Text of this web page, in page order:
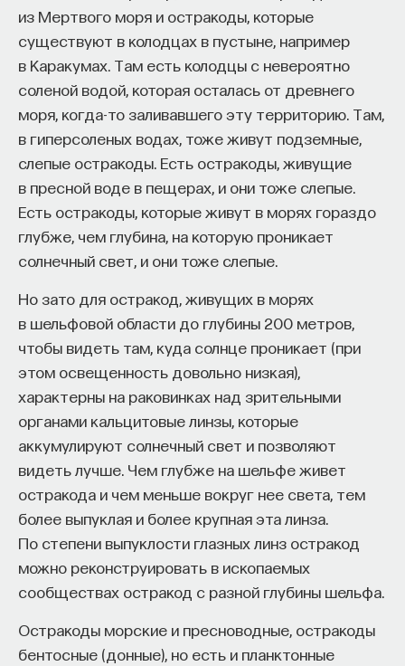
из Мертвого моря и остракоды, которые
существуют в колодцах в пустыне, например
в Каракумах. Там есть колодцы с невероятно
соленой водой, которая осталась от древнего
моря, когда-то заливавшего эту территорию. Там,
в гиперсоленых водах, тоже живут подземные,
слепые остракоды. Есть остракоды, живущие
в пресной воде в пещерах, и они тоже слепые.
Есть остракоды, которые живут в морях гораздо
глубже, чем глубина, на которую проникает
солнечный свет, и они тоже слепые.
Но зато для остракод, живущих в морях
в шельфовой области до глубины 200 метров,
чтобы видеть там, куда солнце проникает (при
этом освещенность довольно низкая),
характерны на раковинках над зрительными
органами кальцитовые линзы, которые
аккумулируют солнечный свет и позволяют
видеть лучше. Чем глубже на шельфе живет
остракода и чем меньше вокруг нее света, тем
более выпуклая и более крупная эта линза.
По степени выпуклости глазных линз остракод
можно реконструировать в ископаемых
сообществах остракод с разной глубины шельфа.
Остракоды морские и пресноводные, остракоды
бентосные (донные), но есть и планктонные
Заполните анкету и загрузите своё резюме,
чтобы стать участником программы:
https://postnauka.org/link/tal1125_blog1
11/24/2025
НАД МАТЕРИАЛОМ РАБОТАЛИ
ПостНаука
команда ПостНауки
Сения Долгачева
редактор ПостНауки
ТЕХНОЛОГИИ
644 публикации
ОБРАЗОВАНИЕ
НАУКА БИОТЕХНОЛОГИИ
ПРОГРАММНАЯ ИНЖЕНЕРИЯ ТОЧНЫЕ НАУКИ
команда ПостНауки
Илья Гриднев
Научный редактор
ХИМИЯ
ХИМИЯ БИОХИМИЯ АЛКОГОЛЬ
ЕСТЕСТВЕННЫЕ НАУКИ ЖУРНАЛ
Внеси свой вклад в дело
просвещения!
ПОДДЕРЖАТЬ ПОСТНАУКУ